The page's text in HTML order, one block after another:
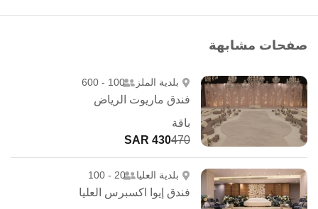
صفحات مشابهة
بلدية الملز 100 - 600
فندق ماريوت الرياض
باقة
470
430 SAR
بلدية العليا 20 - 100
فندق إيوا اكسبرس العليا